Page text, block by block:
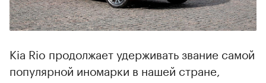
Kia Rio продолжает удерживать звание самой
популярной иномарки в нашей стране,